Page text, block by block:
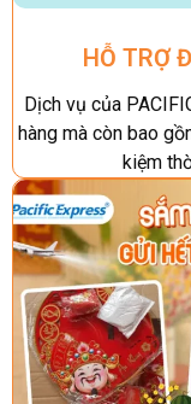
HỖ TRỢ
Dịch vụ của
hàng mà còn bao
kiệm